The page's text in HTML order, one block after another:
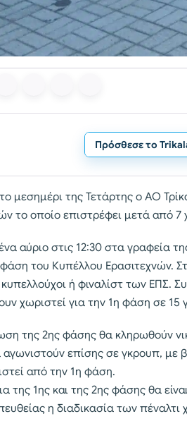
Πρόσθεσε το
μεσημέρι της Τετάρτης ο ΑΟ
το οποίο επιστρέφει μετά από 7
αύριο στις 12:30 στα γραφεία
φάση του Κυπέλλου Ερασιτεχνών.
ή φιναλίστ των ΕΠΣ.
χωριστεί για την 1η φάση σε 15
της 2ης φάσης θα κληρωθούν
επίσης σε γκρουπ, με
από την 1η φάση.
της 1ης και της 2ης φάσης θα
η διαδικασία των